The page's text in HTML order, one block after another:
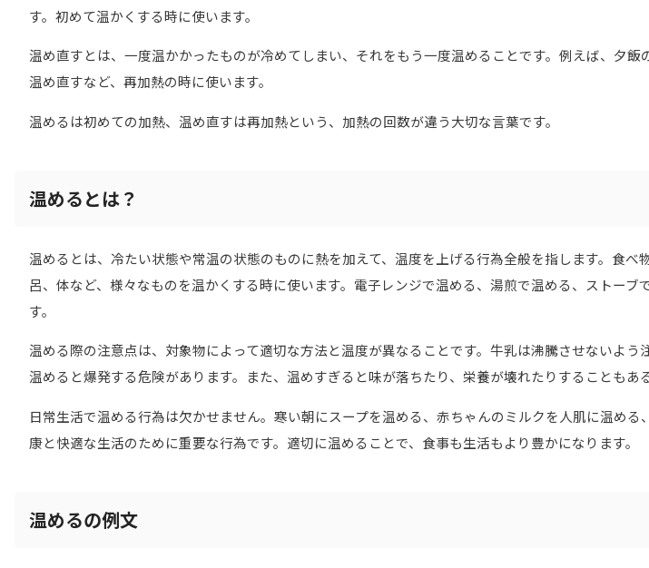
す。初めて温かくする時に使います。
温め直すとは、一度温かかったものが冷めてしまい、それをもう一度温めることです。例えば、夕飯
温め直すなど、再加熱の時に使います。
温めるは初めての加熱、温め直すは再加熱という、加熱の回数が違う大切な言葉です。
温めるとは？
温めるとは、冷たい状態や常温の状態のものに熱を加えて、温度を上げる行為全般を指します。食べ
呂、体など、様々なものを温かくする時に使います。電子レンジで温める、湯煎で温める、ストーブ
す。
温める際の注意点は、対象物によって適切な方法と温度が異なることです。牛乳は沸騰させないよう
温めると爆発する危険があります。また、温めすぎると味が落ちたり、栄養が壊れたりすることもあ
日常生活で温める行為は欠かせません。寒い朝にスープを温める、赤ちゃんのミルクを人肌に温め
康と快適な生活のために重要な行為です。適切に温めることで、食事も生活もより豊かになります。
温めるの例文